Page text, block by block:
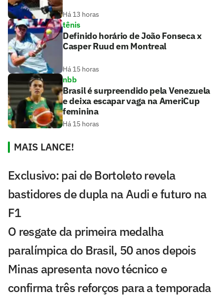
Há 13 horas
tênis
Definido horário de João Fonseca x
Casper Ruud em Montreal
Há 15 horas
nbb
Brasil é surpreendido pela Venezuela
e deixa escapar vaga na AmeriCup
feminina
Há 15 horas
MAIS LANCE!
Exclusivo: pai de Bortoleto revela
bastidores de dupla na Audi e futuro na
F1
O resgate da primeira medalha
paralímpica do Brasil, 50 anos depois
Minas apresenta novo técnico e
confirma três reforços para a temporada